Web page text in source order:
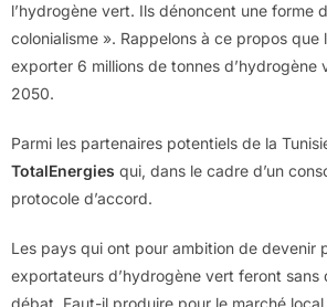
l’hydrogène vert. Ils dénoncent une forme
colonialisme ». Rappelons à ce propos que
exporter 6 millions de tonnes d’hydrogène
2050.
Parmi les partenaires potentiels de la
TotalEnergies qui, dans le cadre d’un
protocole d’accord.
Les pays qui ont pour ambition de devenir
exportateurs d’hydrogène vert feront sans